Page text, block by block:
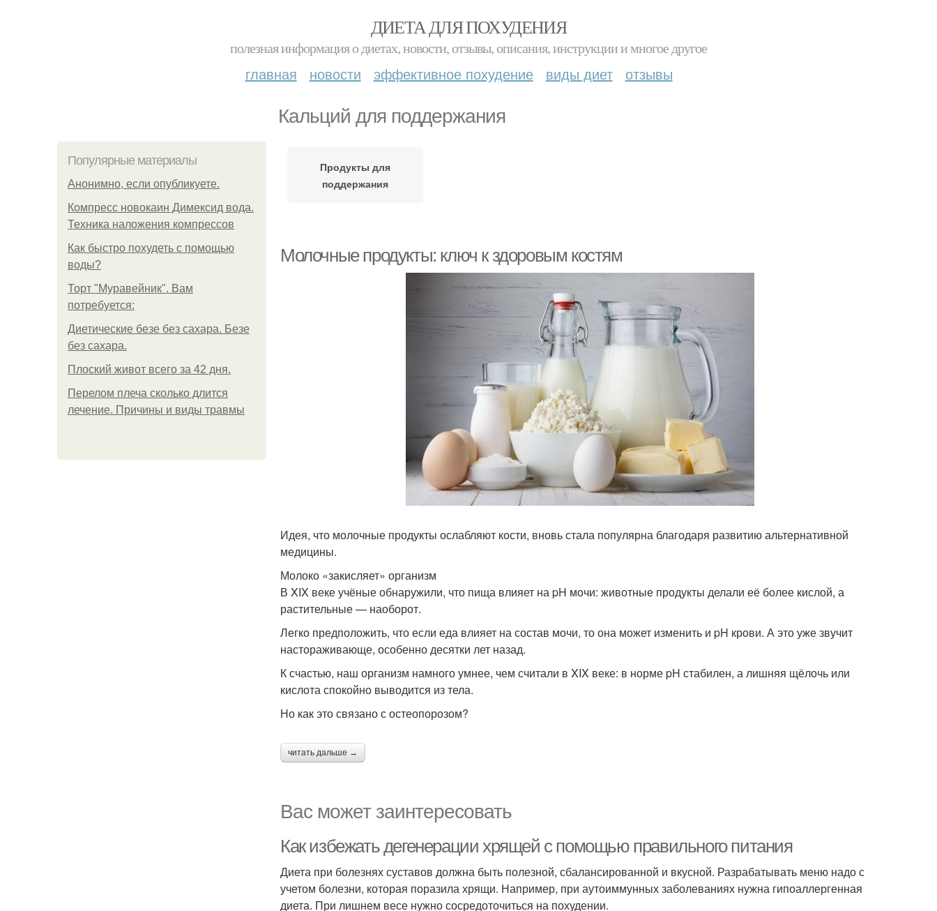
ДИЕТА ДЛЯ ПОХУДЕНИЯ
полезная информация о диетах, новости, отзывы, описания, инструкции и многое другое
главная новости эффективное похудение виды диет отзывы
Кальций для поддержания
Популярные материалы
Анонимно, если опубликуете.
Компресс новокаин Димексид вода.
Техника наложения компрессов
Как быстро похудеть с помощью
воды?
Торт "Муравейник". Вам
потребуется:
Диетические безе без сахара. Безе
без сахара.
Плоский живот всего за 42 дня.
Перелом плеча сколько длится
лечение. Причины и виды травмы
Продукты для
поддержания
Молочные продукты: ключ к здоровым костям
Идея, что молочные продукты ослабляют кости, вновь стала популярна благодаря развитию альтернативной
медицины.
Молоко «закисляет» организм
В XIX веке учёные обнаружили, что пища влияет на pH мочи: животные продукты делали её более кислой, а
растительные — наоборот.
Легко предположить, что если еда влияет на состав мочи, то она может изменить и pH крови. А это уже звучит
настораживающе, особенно десятки лет назад.
К счастью, наш организм намного умнее, чем считали в XIX веке: в норме pH стабилен, а лишняя щёлочь или
кислота спокойно выводится из тела.
Но как это связано с остеопорозом?
читать дальше →
Вас может заинтересовать
Как избежать дегенерации хрящей с помощью правильного питания
Диета при болезнях суставов должна быть полезной, сбалансированной и вкусной. Разрабатывать меню надо с
учетом болезни, которая поразила хрящи. Например, при аутоиммунных заболеваниях нужна гипоаллергенная
диета. При лишнем весе нужно сосредоточиться на похудении.